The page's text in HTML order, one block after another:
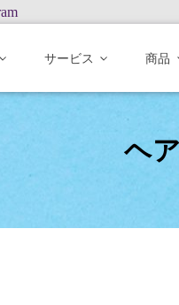
サービス 商品
ヘ